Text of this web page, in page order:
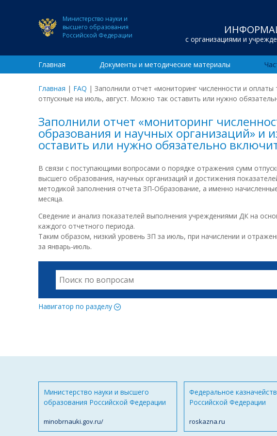
Министерство науки и
высшего образования
Российской Федерации
с организациями и
Главная Документы и методические материалы
Главная | FAQ | Заполнили отчет «мониторинг численности и
отпускные на июль, август. Можно так оставить или нужно
Заполнили отчет «мониторинг
образования и научных организаций» и
оставить или нужно обязательно
В связи с поступающими вопросами о порядке отражения сумм
высшего образования, научных организаций и достижения
методикой заполнения отчета ЗП-Образование, а именно
месяца.
Сведение и анализ показателей выполнения учреждениями ДК на
каждого отчетного периода.
Таким образом, низкий уровень ЗП за июль, при начислении и
за январь-июль.
Навигатор по разделу
Министерство науки и высшего
образования Российской Федерации
minobrnauki.gov.ru/
Федеральное
Российской Федерации
roskazna.ru